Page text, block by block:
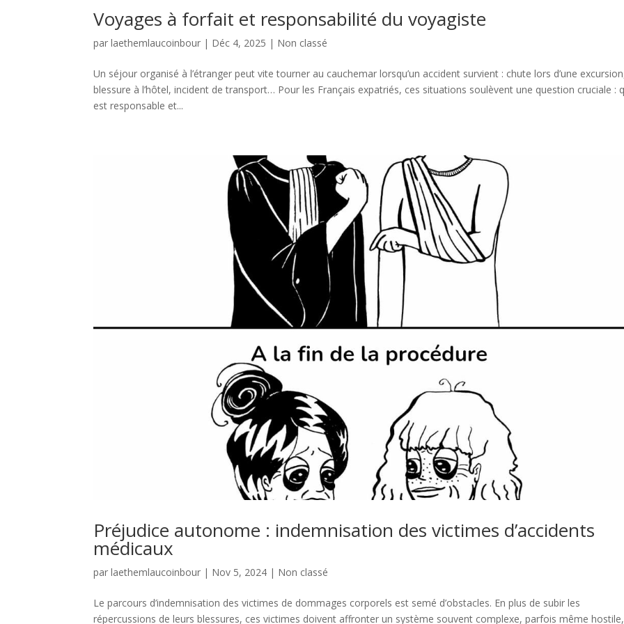
Voyages à forfait et responsabilité du voyagiste
parlaethemlaucoinbour | Déc 4, 2025 | Non classé
Un séjour organisé à l’étranger peut vite tourner au cauchemar lorsqu’un accident survient : chute lors d’une
blessure à l’hôtel, incident de transport… Pour les Français expatriés, ces situations soulèvent une question cruciale :
est responsable et...
Préjudice autonome : indemnisation des victimes d’accidents
médicaux
parlaethemlaucoinbour | Nov 5, 2024 | Non classé
Le parcours d’indemnisation des victimes de dommages corporels est semé d’obstacles. En plus de subir les
répercussions de leurs blessures, ces victimes doivent affronter un système souvent complexe, parfois même hostile,